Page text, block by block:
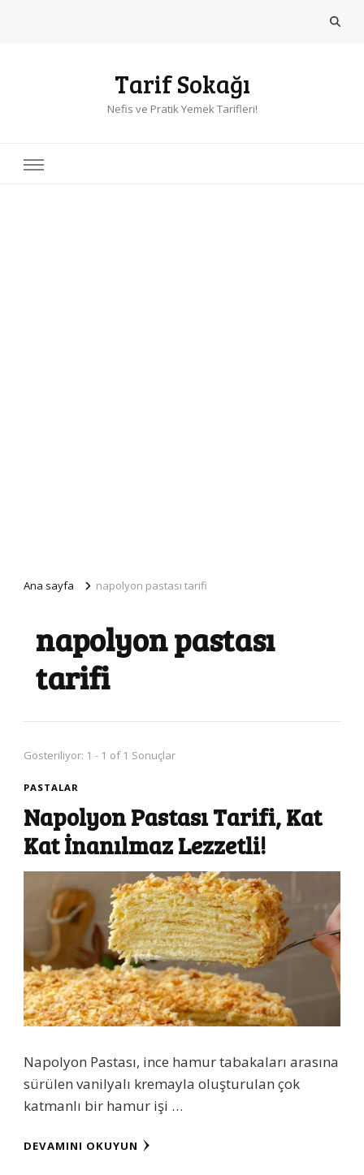
Tarif Sokağı
Nefis ve Pratik Yemek Tarifleri!
Ana sayfa napolyon pastası tarifi
napolyon pastası
tarifi
Gösteriliyor: 1 - 1 of 1 Sonuçlar
PASTALAR
Napolyon Pastası Tarifi, Kat
Kat İnanılmaz Lezzetli!
Napolyon Pastası, ince hamur tabakaları arasına
sürülen vanilyalı kremayla oluşturulan çok
katmanlı bir hamur işi …
DEVAMINI OKUYUN